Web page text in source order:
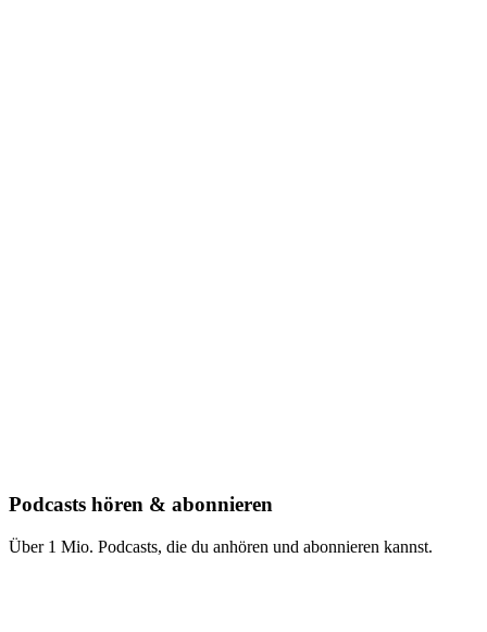
Podcasts hören & abonnieren
Über 1 Mio. Podcasts, die du anhören und abonnieren kannst.